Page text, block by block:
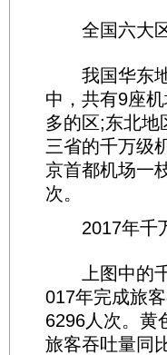
全国六大区
我国华东地
中，共有9座
多的区;东北地
三省的千万级
京首都机场一
次。
2017年千万
上图中的千
017年完成旅
6296人次。黄
旅客吞吐量同